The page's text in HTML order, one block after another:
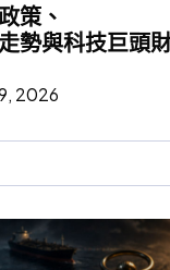
策、
勢與科技巨頭
2026